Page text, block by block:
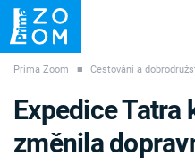
ZÁHADY VETŘELCI
Prima Zoom ■ Cestování a
Expedice Tatra
změnila